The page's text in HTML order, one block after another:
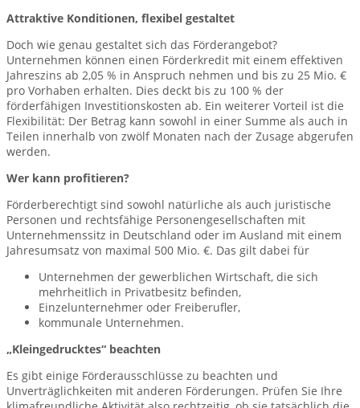
Attraktive Konditionen, flexibel gestaltet
Doch wie genau gestaltet sich das Förderangebot?
Unternehmen können einen Förderkredit mit einem effektiven
Jahreszins ab 2,05 % in Anspruch nehmen und bis zu 25 Mio. €
pro Vorhaben erhalten. Dies deckt bis zu 100 % der
förderfähigen Investitionskosten ab. Ein weiterer Vorteil ist die
Flexibilität: Der Betrag kann sowohl in einer Summe als auch in
Teilen innerhalb von zwölf Monaten nach der Zusage abgerufen
werden.
Wer kann profitieren?
Förderberechtigt sind sowohl natürliche als auch juristische
Personen und rechtsfähige Personengesellschaften mit
Unternehmenssitz in Deutschland oder im Ausland mit einem
Jahresumsatz von maximal 500 Mio. €. Das gilt dabei für
Unternehmen der gewerblichen Wirtschaft, die sich
mehrheitlich in Privatbesitz befinden,
Einzelunternehmer oder Freiberufler,
kommunale Unternehmen.
„Kleingedrucktes“ beachten
Es gibt einige Förderausschlüsse zu beachten und
Unverträglichkeiten mit anderen Förderungen. Prüfen Sie Ihre